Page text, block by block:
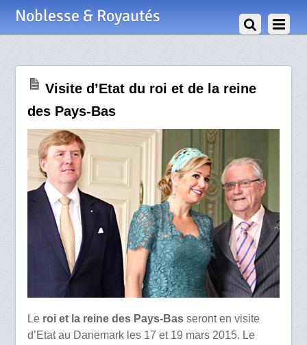
Noblesse & Royautés
Visite d’Etat du roi et de la reine
des Pays-Bas
Le roi et la reine des Pays-Basseront en visite
d’Etat au Danemark les 17 et 19 mars 2015. Le